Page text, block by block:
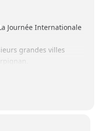
Journée Internationale
grandes villes
la Paix de 17h à 18h
du Palais des